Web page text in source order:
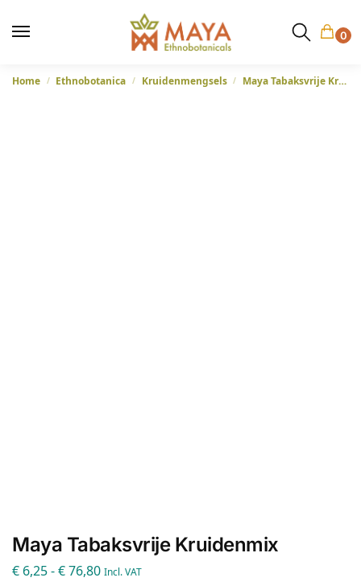
0
Home / Ethnobotanica / Kruidenmengsels / Maya Tabaksvrije Kruidenmix
Maya Tabaksvrije Kruidenmix
€ 6,25-€76,80 Incl. VAT